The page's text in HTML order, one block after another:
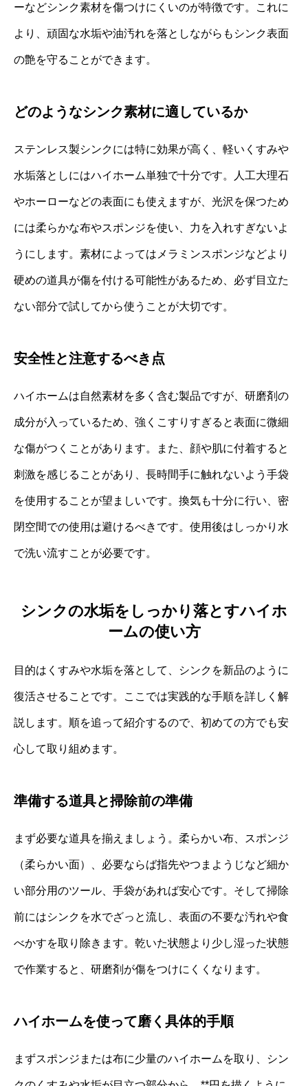
ーなどシンク素材を傷つけにくいのが特徴です。これに
より、頑固な水垢や油汚れを落としながらもシンク表面
の艶を守ることができます。
どのようなシンク素材に適しているか
ステンレス製シンクには特に効果が高く、軽いくすみや
水垢落としにはハイホーム単独で十分です。人工大理石
やホーローなどの表面にも使えますが、光沢を保つため
には柔らかな布やスポンジを使い、力を入れすぎないよ
うにします。素材によってはメラミンスポンジなどより
硬めの道具が傷を付ける可能性があるため、必ず目立た
ない部分で試してから使うことが大切です。
安全性と注意するべき点
ハイホームは自然素材を多く含む製品ですが、研磨剤の
成分が入っているため、強くこすりすぎると表面に微細
な傷がつくことがあります。また、顔や肌に付着すると
刺激を感じることがあり、長時間手に触れないよう手袋
を使用することが望ましいです。換気も十分に行い、密
閉空間での使用は避けるべきです。使用後はしっかり水
で洗い流すことが必要です。
シンクの水垢をしっかり落とすハイホ
ームの使い方
目的はくすみや水垢を落として、シンクを新品のように
復活させることです。ここでは実践的な手順を詳しく解
説します。順を追って紹介するので、初めての方でも安
心して取り組めます。
準備する道具と掃除前の準備
まず必要な道具を揃えましょう。柔らかい布、スポンジ
（柔らかい面）、必要ならば指先やつまようじなど細か
い部分用のツール、手袋があれば安心です。そして掃除
前にはシンクを水でざっと流し、表面の不要な汚れや食
べかすを取り除きます。乾いた状態より少し湿った状態
で作業すると、研磨剤が傷をつけにくくなります。
ハイホームを使って磨く具体的手順
まずスポンジまたは布に少量のハイホームを取り、シン